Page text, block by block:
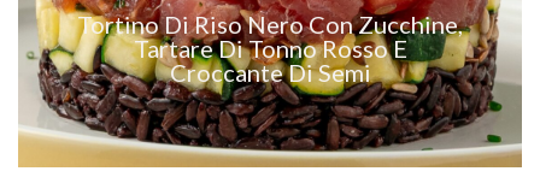
Tortino Di Riso Nero Con Zucchine,
Tartare Di Tonno Rosso E
Croccante Di Semi
VEDI RICETTA